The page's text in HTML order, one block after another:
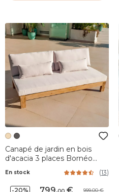
Canapé de jardin en bois
d'acacia 3 places Bornéo
En stock (13)
-20% 799, 999,00